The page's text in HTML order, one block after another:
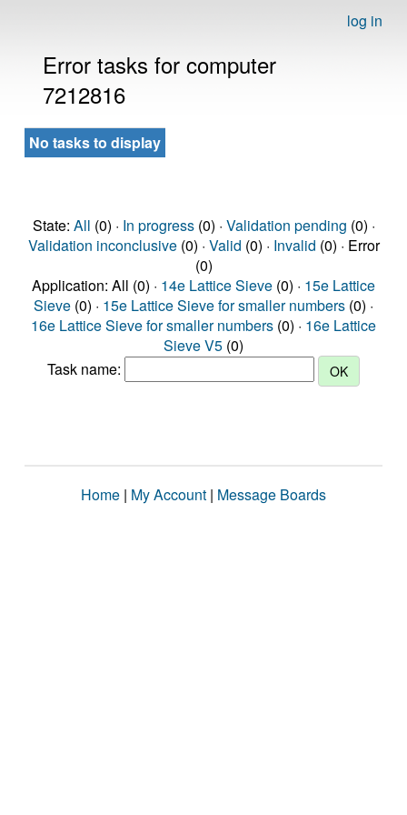
log in
Error tasks for computer
7212816
No tasks to display
State: All (0) · In progress(0) · Validation pending (0) ·
Validation inconclusive(0) · Valid (0) · Invalid (0) · Error
(0)
Application: All (0) · 14e Lattice Sieve (0) · 15e Lattice
Sieve (0) · 15e Lattice Sieve for smaller numbers (0) ·
16e Lattice Sieve for smaller numbers (0) · 16e Lattice
Sieve V5 (0)
Task name:
Home | My Account | Message Boards